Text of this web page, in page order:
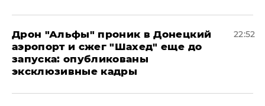
Дрон "Альфы" проник в Донецкий
аэропорт и сжег "Шахед" еще до
запуска: опубликованы
эксклюзивные кадры
22:52